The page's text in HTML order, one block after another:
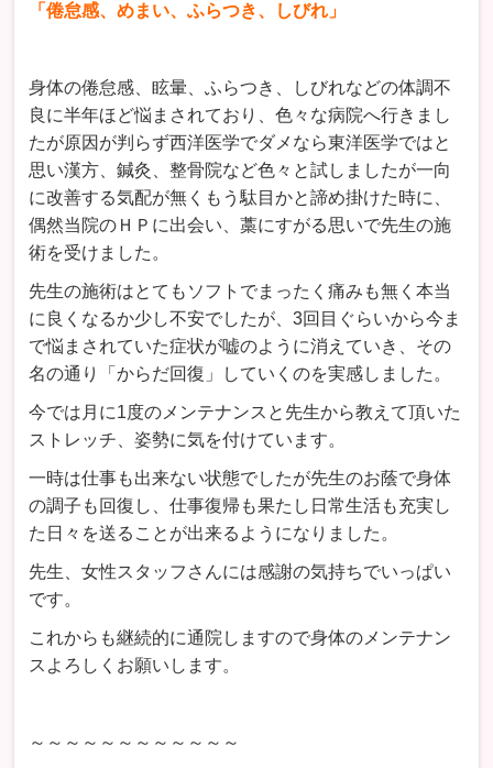
「倦怠感、めまい、ふらつき、しびれ」
身体の倦怠感、眩暈、ふらつき、しびれなどの体調不
良に半年ほど悩まされており、色々な病院へ行きまし
たが原因が判らず西洋医学でダメなら東洋医学ではと
思い漢方、鍼灸、整骨院など色々と試しましたが一向
に改善する気配が無くもう駄目かと諦め掛けた時に、
偶然当院のＨＰに出会い、藁にすがる思いで先生の施
術を受けました。
先生の施術はとてもソフトでまったく痛みも無く本当
に良くなるか少し不安でしたが、3回目ぐらいから今ま
で悩まされていた症状が嘘のように消えていき、その
名の通り「からだ回復」していくのを実感しました。
今では月に1度のメンテナンスと先生から教えて頂いた
ストレッチ、姿勢に気を付けています。
一時は仕事も出来ない状態でしたが先生のお蔭で身体
の調子も回復し、仕事復帰も果たし日常生活も充実し
た日々を送ることが出来るようになりました。
先生、女性スタッフさんには感謝の気持ちでいっぱい
です。
これからも継続的に通院しますので身体のメンテナン
スよろしくお願いします。
～～～～～～～～～～～～